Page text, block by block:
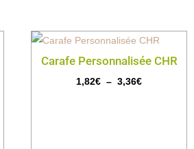
Carafe Personnalisée CHR
1,82€ – 3,36€Plage